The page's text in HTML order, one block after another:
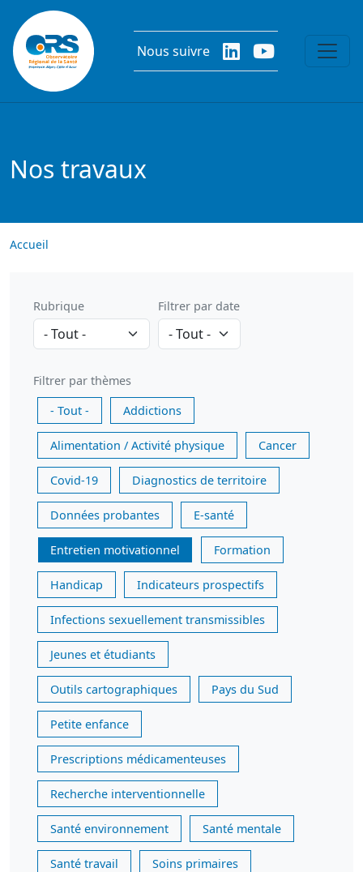
Aller au contenu principal
Nous suivre
Nos travaux
Accueil
Rubrique Filtrer par date
Filtrer par thèmes
- Tout -
Addictions
Alimentation / Activité physique Cancer
Covid-19 Diagnostics de territoire
Données probantes E-santé
Entretien motivationnel Formation
Handicap Indicateurs prospectifs
Infections sexuellement transmissibles
Jeunes et étudiants
Outils cartographiques Pays du Sud
Petite enfance
Prescriptions médicamenteuses
Recherche interventionnelle
Santé environnement Santé mentale
Santé travail Soins primaires